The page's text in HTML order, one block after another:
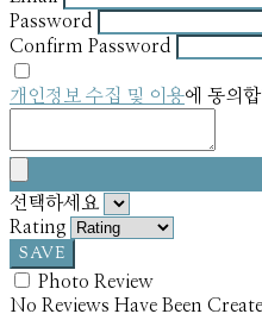
Password
Confirm Password
개인정보 수집 및 이용에 동의합
선택하세요
Rating
SAVE
Photo Review
No Reviews Have Been